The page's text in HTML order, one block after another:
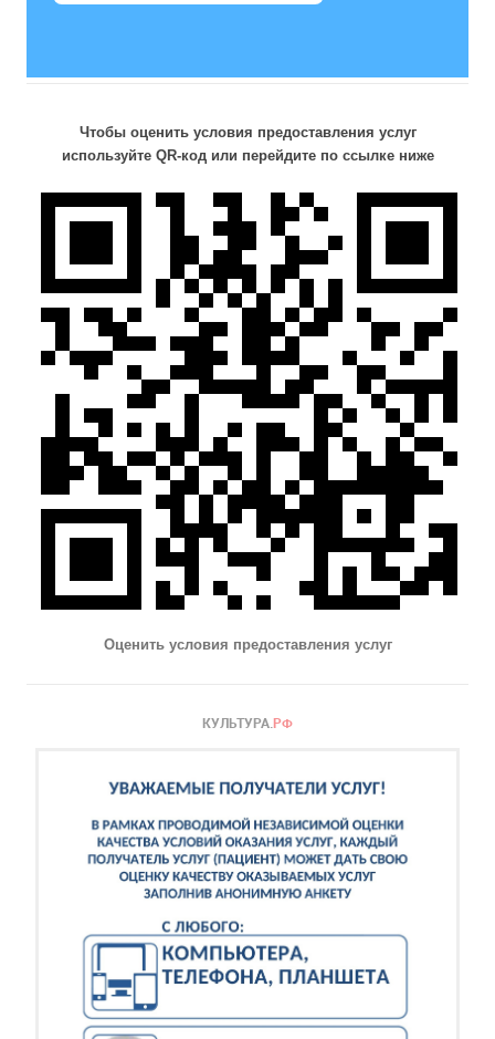
Чтобы оценить условия предоставления услуг
используйте QR-код или перейдите по ссылке ниже
Оценить условия предоставления услуг